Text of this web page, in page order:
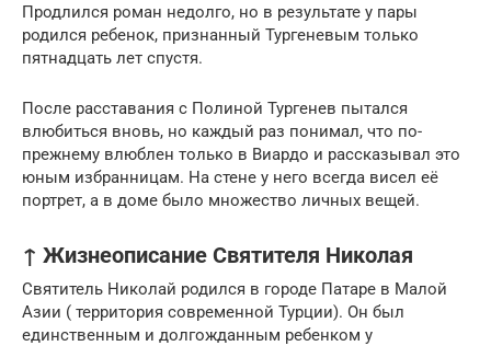
Продлился роман недолго, но в результате у пары
родился ребенок, признанный Тургеневым только
пятнадцать лет спустя.
После расставания с Полиной Тургенев пытался
влюбиться вновь, но каждый раз понимал, что по-
прежнему влюблен только в Виардо и рассказывал это
юным избранницам. На стене у него всегда висел её
портрет, а в доме было множество личных вещей.
↑ Жизнеописание Святителя Николая
Святитель Николай родился в городе Патаре в Малой
Азии ( территория современной Турции). Он был
единственным и долгожданным ребенком у